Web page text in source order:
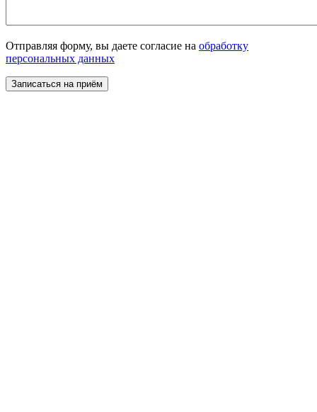
Отправляя форму, вы даете согласие на обработку
персональных данных